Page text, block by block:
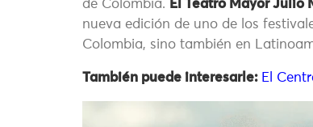
de Colombia. El Teatro Mayor Julio
nueva edición de uno de los
Colombia, sino también en
También puede interesarle: El